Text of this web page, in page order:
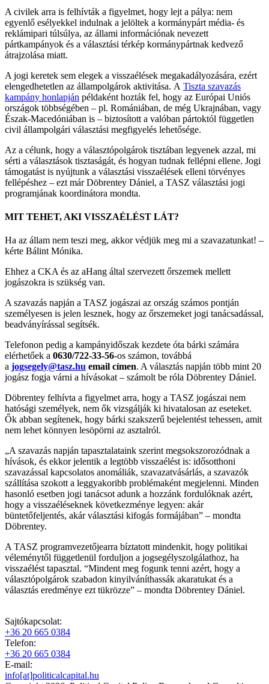
A civilek arra is felhívták a figyelmet, hogy lejt a pálya: nem
egyenlő esélyekkel indulnak a jelöltek a kormánypárt média- és
reklámipari túlsúlya, az állami információnak nevezett
pártkampányok és a választási térkép kormánypártnak kedvező
átrajzolása miatt.
A jogi keretek sem elegek a visszaélések megakadályozására, ezért
elengedhetetlen az állampolgárok aktivitása. A Tiszta szavazás
kampány honlapján példaként hozták fel, hogy az Európai Uniós
országok többségében – pl. Romániában, de még Ukrajnában, vagy
Észak-Macedóniában is – biztosított a valóban pártoktól független
civil állampolgári választási megfigyelés lehetősége.
Az a célunk, hogy a választópolgárok tisztában legyenek azzal, mi
sérti a választások tisztaságát, és hogyan tudnak fellépni ellene. Jogi
támogatást is nyújtunk a választási visszaélések elleni törvényes
fellépéshez – ezt már Döbrentey Dániel, a TASZ választási jogi
programjának koordinátora mondta.
MIT TEHET, AKI VISSZAÉLÉST LÁT?
Ha az állam nem teszi meg, akkor védjük meg mi a szavazatunkat! –
kérte Bálint Mónika.
Ehhez a CKA és az aHang által szervezett őrszemek mellett
jogászokra is szükség van.
A szavazás napján a TASZ jogászai az ország számos pontján
személyesen is jelen lesznek, hogy az őrszemeket jogi tanácsadással,
beadványírással segítsék.
Telefonon pedig a kampányidőszak kezdete óta bárki számára
elérhetőek a 0630/722-33-56-os számon, továbbá
a jogsegely@tasz.hu email címen. A választás napján több mint 20
jogász fogja várni a hívásokat – számolt be róla Döbrentey Dániel.
Döbrentey felhívta a figyelmet arra, hogy a TASZ jogászai nem
hatósági személyek, nem ők vizsgálják ki hivatalosan az eseteket.
Ők abban segítenek, hogy bárki szakszerű bejelentést tehessen, amit
nem lehet könnyen lesöpörni az asztalról.
„A szavazás napján tapasztalataink szerint megsokszorozódnak a
hívások, és ekkor jelentik a legtöbb visszaélést is: idősotthoni
szavazással kapcsolatos anomáliák, szavazatvásárlás, a szavazók
szállítása szokott a leggyakoribb problémaként megjelenni. Minden
hasonló esetben jogi tanácsot adunk a hozzánk fordulóknak azért,
hogy a visszaéléseknek következménye legyen: akár
büntetőfeljentés, akár választási kifogás formájában” – mondta
Döbrentey.
A TASZ programvezetőjearra bíztatott mindenkit, hogy politikai
véleménytől függetlenül forduljon a jogsegélyszolgálathoz, ha
visszaélést tapasztal. “Mindent meg fogunk tenni azért, hogy a
választópolgárok szabadon kinyilváníthassák akaratukat és a
választás eredménye ezt tükrözze” – mondta Döbrentey Dániel.
Sajtókapcsolat:
+36 20 665 0384
Telefon:
+36 20 665 0384
E-mail:
info[at]politicalcapital.hu